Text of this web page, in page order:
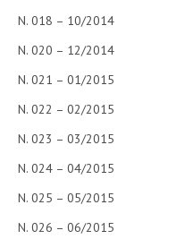
N. 018 – 10/2014
N. 020 – 12/2014
N. 021 – 01/2015
N. 022 – 02/2015
N. 023 – 03/2015
N. 024 – 04/2015
N. 025 – 05/2015
N. 026 – 06/2015